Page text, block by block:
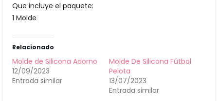
Que incluye el paquete:
1 Molde
Relacionado
Molde de Silicona Adorno
12/09/2023
Entrada similar
Molde De Silicona Fútbol
Pelota
13/07/2023
Entrada similar